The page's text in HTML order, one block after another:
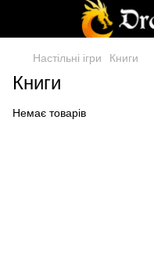
Настільні ігри Книги
Книги
Немає товарів